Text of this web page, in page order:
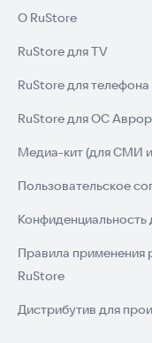
О RuStore
RuStore для TV
RuStore для телефона
RuStore для ОС
Медиа-кит (для СМИ
Пользовательское
Конфиденциальность
Правила применения
RuStore
Дистрибутив для